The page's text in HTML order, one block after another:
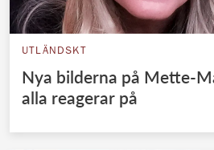
UTLÄNDSKT
Nya bilderna på Mette-
alla reagerar på